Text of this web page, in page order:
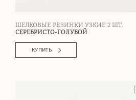
ШЕЛКОВЫЕ РЕЗИНКИ УЗКИЕ 2 ШТ.
СЕРЕБРИСТО-ГОЛУБОЙ
КУПИТЬ